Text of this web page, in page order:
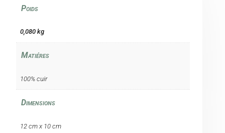
Poids
0,080 kg
Matiéres
100% cuir
Dimensions
12 cm x 10 cm